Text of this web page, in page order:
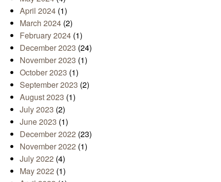
April 2024 (1)
March 2024 (2)
February 2024 (1)
December 2023 (24)
November 2023 (1)
October 2023 (1)
September 2023 (2)
August 2023 (1)
July 2023 (2)
June 2023 (1)
December 2022 (23)
November 2022 (1)
July 2022 (4)
May 2022 (1)